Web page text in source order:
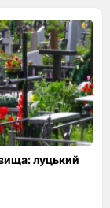
луцький